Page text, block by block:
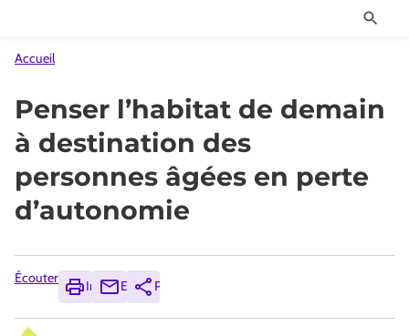
Accueil
Penser l’habitat de demain
à destination des
personnes âgées en perte
d’autonomie
Écouter
ImprimerEnvoyerPartager